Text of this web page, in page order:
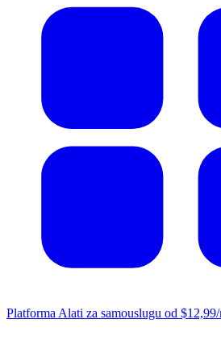
Platforma Alati za samouslugu od